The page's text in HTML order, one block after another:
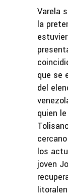
Varela
la
que se
del
quien
los
joven